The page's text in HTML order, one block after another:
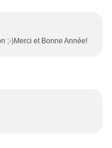
;-)Merci et Bonne Année!